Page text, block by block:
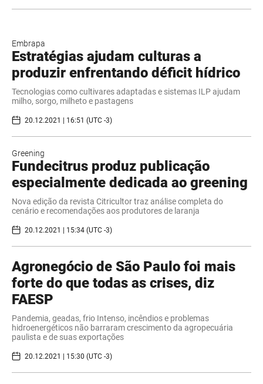
Embrapa
Estratégias ajudam culturas a
produzir enfrentando déficit hídrico
Tecnologias como cultivares adaptadas e sistemas ILP ajudam
milho, sorgo, milheto e pastagens
20.12.2021 | 16:51 (UTC -3)
Greening
Fundecitrus produz publicação
especialmente dedicada ao greening
Nova edição da revista Citricultor traz análise completa do
cenário e recomendações aos produtores de laranja
20.12.2021 | 15:34 (UTC -3)
Agronegócio de São Paulo foi mais
forte do que todas as crises, diz
FAESP
Pandemia, geadas, frio Intenso, incêndios e problemas
hidroenergéticos não barraram crescimento da agropecuária
paulista e de suas exportações
20.12.2021 | 15:30 (UTC -3)